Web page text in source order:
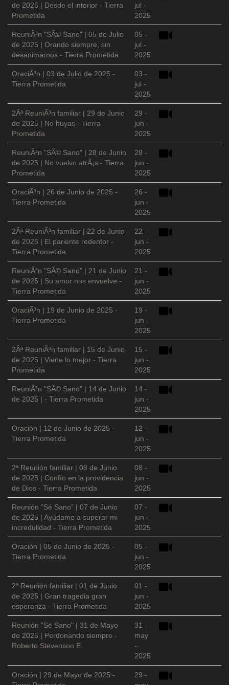
de 2025 | Desde el interior - Tierra
Prometida
jul -
2025
ReuniÃ³n "SÃ© Sano" | 05 de Julio
de 2025 | Orando siempre, sin
desanimarnos - Tierra Prometida
05 -
jul -
2025
OraciÃ³n | 03 de Julio de 2025 -
Tierra Prometida
03 -
jul -
2025
2Âª ReuniÃ³n familiar | 29 de Junio
de 2025 | No huyas - Tierra
Prometida
29 -
jun -
2025
ReuniÃ³n "SÃ© Sano" | 28 de Junio
de 2025 | No vuelvo atrÃ¡s - Tierra
Prometida
28 -
jun -
2025
OraciÃ³n | 26 de Junio de 2025 -
Tierra Prometida
26 -
jun -
2025
2Âª ReuniÃ³n familiar | 22 de Junio
de 2025 | El pariente redentor -
Tierra Prometida
22 -
jun -
2025
ReuniÃ³n "SÃ© Sano" | 21 de Junio
de 2025 | Su amor nos envuelve -
Tierra Prometida
21 -
jun -
2025
OraciÃ³n | 19 de Junio de 2025 -
Tierra Prometida
19 -
jun -
2025
2Âª ReuniÃ³n familiar | 15 de Junio
de 2025 | Viene lo mejor - Tierra
Prometida
15 -
jun -
2025
ReuniÃ³n "SÃ© Sano" | 14 de Junio
de 2025 | - Tierra Prometida
14 -
jun -
2025
Oración | 12 de Junio de 2025 -
Tierra Prometida
12 -
jun -
2025
2ª Reunión familiar | 08 de Junio
de 2025 | Confío en la providencia
de Dios - Tierra Prometida
08 -
jun -
2025
Reunión "Sé Sano" | 07 de Junio
de 2025 | Ayúdame a superar mi
incredulidad - Tierra Prometida
07 -
jun -
2025
Oración | 05 de Junio de 2025 -
Tierra Prometida
05 -
jun -
2025
2ª Reunión familiar | 01 de Junio
de 2025 | Gran tragedia gran
esperanza - Tierra Prometida
01 -
jun -
2025
Reunión "Sé Sano" | 31 de Mayo
de 2025 | Perdonando siempre -
Roberto Stevenson E.
31 -
may
-
2025
Oración | 29 de Mayo de 2025 -
29 -